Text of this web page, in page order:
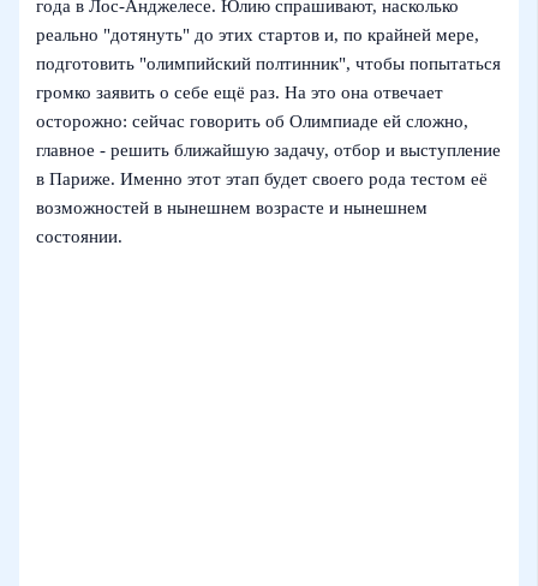
года в Лос‑Анджелесе. Юлию спрашивают, насколько
реально "дотянуть" до этих стартов и, по крайней мере,
подготовить "олимпийский полтинник", чтобы попытаться
громко заявить о себе ещё раз. На это она отвечает
осторожно: сейчас говорить об Олимпиаде ей сложно,
главное - решить ближайшую задачу, отбор и выступление
в Париже. Именно этот этап будет своего рода тестом её
возможностей в нынешнем возрасте и нынешнем
состоянии.